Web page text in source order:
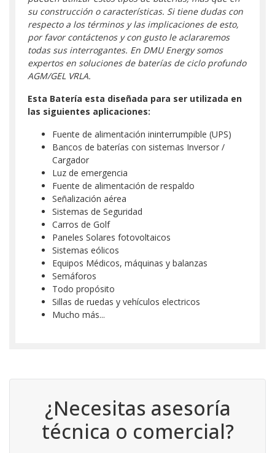
su construcción o características. Si tiene dudas con
respecto a los términos y las implicaciones de esto,
por favor contáctenos y con gusto le aclararemos
todas sus interrogantes. En DMU Energy somos
expertos en soluciones de baterías de ciclo profundo
AGM/GEL VRLA.
Esta Batería esta diseñada para ser utilizada en
las siguientes aplicaciones:
Fuente de alimentación ininterrumpible (UPS)
Bancos de baterías con sistemas Inversor /
Cargador
Luz de emergencia
Fuente de alimentación de respaldo
Señalización aérea
Sistemas de Seguridad
Carros de Golf
Paneles Solares fotovoltaicos
Sistemas eólicos
Equipos Médicos, máquinas y balanzas
Semáforos
Todo propósito
Sillas de ruedas y vehículos electricos
Mucho más...
¿Necesitas asesoría
técnica o comercial?